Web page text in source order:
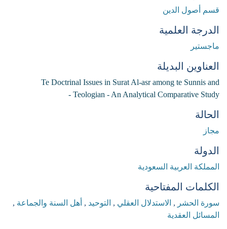
قسم أصول الدين
الدرجة العلمية
ماجستير
العناوين البديلة
Te Doctrinal Issues in Surat Al-asr among te Sunnis and
Teologian - An Analytical Comparative Study -
الحالة
مجاز
الدولة
المملكة العربية السعودية
الكلمات المفتاحية
سورة الحشر , الاستدلال العقلي , التوحيد , أهل السنة والجماعة ,
المسائل العقدية